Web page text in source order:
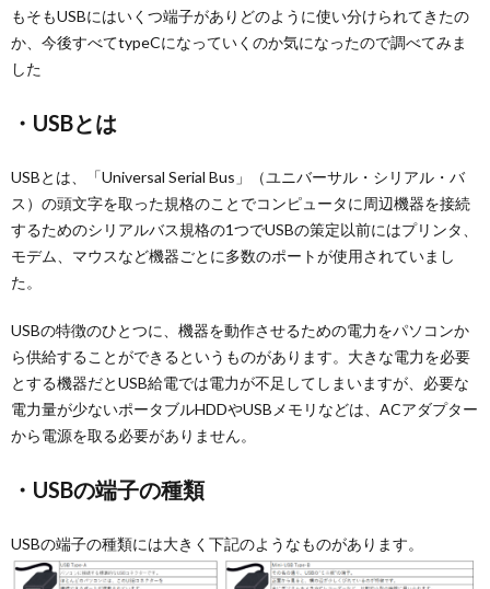
もそもUSBにはいくつ端子がありどのように使い分けられてきたの
か、今後すべてtypeCになっていくのか気になったので調べてみま
した
・USBとは
USBとは、「Universal Serial Bus」（ユニバーサル・シリアル・バ
ス）の頭文字を取った規格のことでコンピュータに周辺機器を接続
するためのシリアルバス規格の1つでUSBの策定以前にはプリンタ、
モデム、マウスなど機器ごとに多数のポートが使用されていまし
た。
USBの特徴のひとつに、機器を動作させるための電力をパソコンか
ら供給することができるというものがあります。大きな電力を必要
とする機器だとUSB給電では電力が不足してしまいますが、必要な
電力量が少ないポータブルHDDやUSBメモリなどは、ACアダプター
から電源を取る必要がありません。
・USBの端子の種類
USBの端子の種類には大きく下記のようなものがあります。